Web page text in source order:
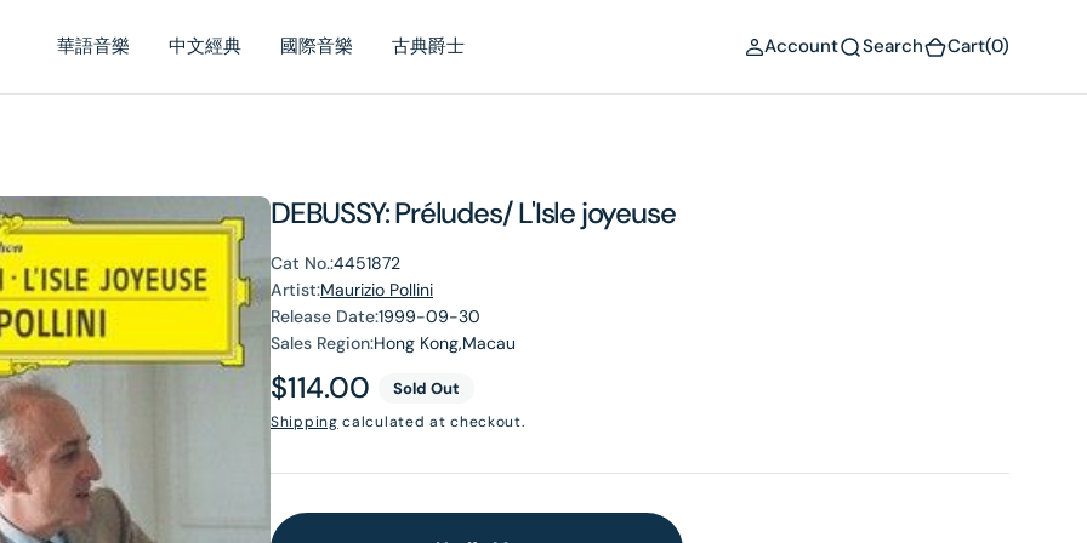
華語音樂 中文經典 國際音樂 古典爵士 Account Search Cart(0)
DEBUSSY: Préludes/ L'Isle joyeuse
Cat No.:4451872
Artist:Maurizio Pollini
Release Date:1999-09-30
Sales Region:Hong Kong,Macau
Regular
price
$114.00 Sold Out
Shipping calculated at checkout.